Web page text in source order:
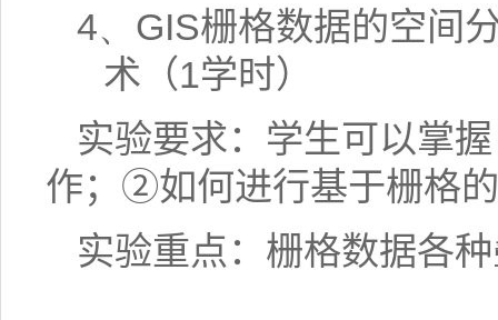
4、 GIS栅格数据的空间
术（1学时）
实验要求：学生可以掌
作；②如何进行基于栅格
实验重点：栅格数据各